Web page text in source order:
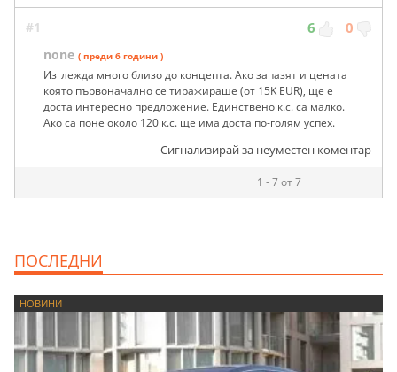
#1 6 0
none ( преди 6 години )
Изглежда много близо до концепта. Ако запазят и цената
която първоначално се тиражираше (от 15K EUR), ще е
доста интересно предложение. Единствено к.с. са малко.
Ако са поне около 120 к.с. ще има доста по-голям успех.
Сигнализирай за неуместен коментар
1 - 7 от 7
ПОСЛЕДНИ
НОВИНИ